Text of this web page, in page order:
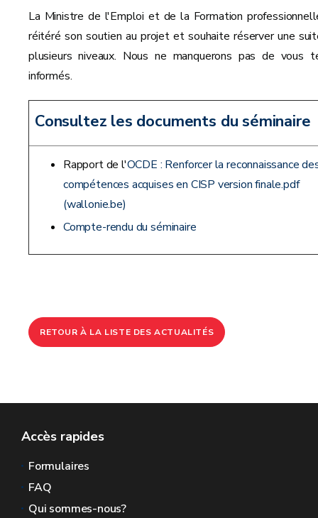
La Ministre de l'Emploi et de la Formation
réitéré son soutien au projet et souhaite réserver une
plusieurs niveaux. Nous ne manquerons pas de vous
informés.
Consultez les documents du séminaire
Rapport de l'OCDE : Renforcer la reconnaissance
compétences acquises en CISP version finale.pdf
(wallonie.be)
Compte-rendu du séminaire
RETOUR À LA LISTE DES ACTUALITÉS
Accès rapides
Formulaires
FAQ
Qui sommes-nous?